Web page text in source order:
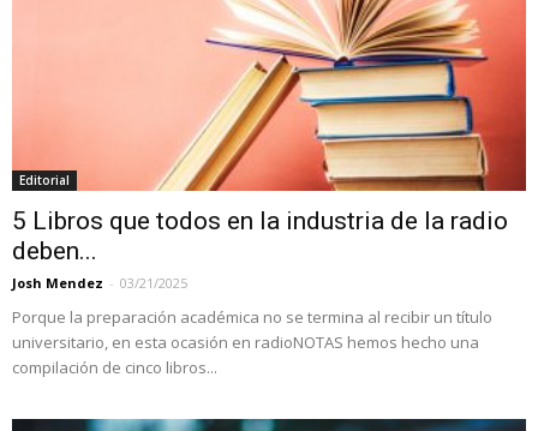
Editorial
5 Libros que todos en la industria de la radio
deben...
Josh Mendez - 03/21/2025
Porque la preparación académica no se termina al recibir un título
universitario, en esta ocasión en radioNOTAS hemos hecho una
compilación de cinco libros...